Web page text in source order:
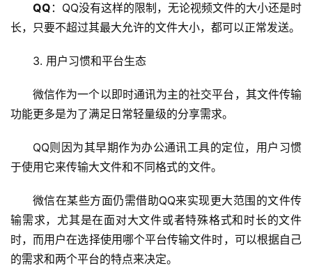
虚
拟
技
程
D
N
服
务
QQ ：QQ没有这样的限制，无论视频文件的大小还是时
长，只要不超过其最大允许的文件大小，都可以正常发送。
3. 用户习惯和平台生态
微信作为一个以即时通讯为主的社交平台，其文件传输
功能更多是为了满足日常轻量级的分享需求。
QQ则因为其早期作为办公通讯工具的定位，用户习惯
于使用它来传输大文件和不同格式的文件。
微信在某些方面仍需借助QQ来实现更大范围的文件传
输需求，尤其是在面对大文件或者特殊格式和时长的文件
时，而用户在选择使用哪个平台传输文件时，可以根据自己
的需求和两个平台的特点来决定。